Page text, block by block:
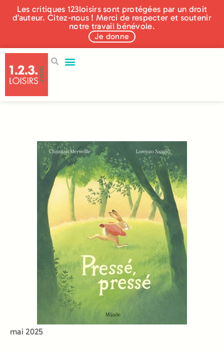
Les critiques 123loisirs sont protégées par un droit
d’auteur. Citez-nous ! Merci de respecter et soutenir
notre travail bénévole.
Je donne
mai 2025